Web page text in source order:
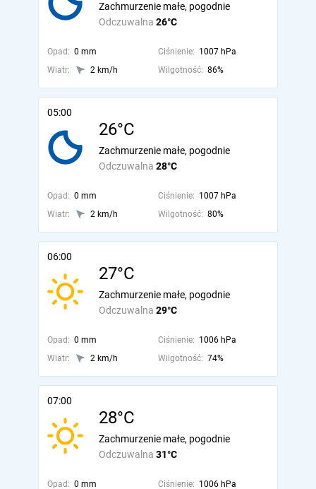
Odczuwalna 26°C
Zachmurzenie małe, pogodnie
Opad: 0 mm Ciśnienie: 1007 hPa
Wiatr:
2 km/h Wilgotność: 86%
05:00
26°C
Odczuwalna 28°C
Zachmurzenie małe, pogodnie
Opad: 0 mm Ciśnienie: 1007 hPa
Wiatr:
2 km/h Wilgotność: 80%
06:00
27°C
Odczuwalna 29°C
Zachmurzenie małe, pogodnie
Opad: 0 mm Ciśnienie: 1006 hPa
Wiatr:
2 km/h Wilgotność: 74%
07:00
28°C
Odczuwalna 31°C
Zachmurzenie małe, pogodnie
Opad: 0 mm Ciśnienie: 1006 hPa